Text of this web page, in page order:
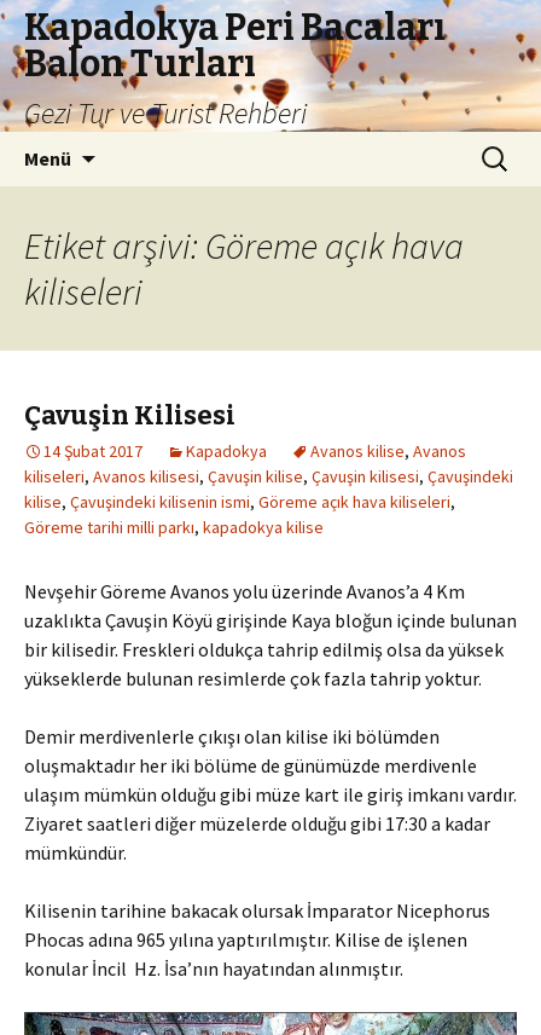
Kapadokya Peri Bacaları
Balon Turları
Gezi Tur ve Turist Rehberi
Menü Arama:
Etiket arşivi: Göreme açık hava
kiliseleri
Çavuşin Kilisesi
14 Şubat 2017 Kapadokya Avanos kilise, Avanos
kiliseleri, Avanos kilisesi, Çavuşin kilise, Çavuşin kilisesi, Çavuşindeki
kilise, Çavuşindeki kilisenin ismi, Göreme açık hava kiliseleri,
Göreme tarihi milli parkı, kapadokya kilise
Nevşehir Göreme Avanos yolu üzerinde Avanos’a 4 Km
uzaklıkta Çavuşin Köyü girişinde Kaya bloğun içinde bulunan
bir kilisedir. Freskleri oldukça tahrip edilmiş olsa da yüksek
yükseklerde bulunan resimlerde çok fazla tahrip yoktur.
Demir merdivenlerle çıkışı olan kilise iki bölümden
oluşmaktadır her iki bölüme de günümüzde merdivenle
ulaşım mümkün olduğu gibi müze kart ile giriş imkanı vardır.
Ziyaret saatleri diğer müzelerde olduğu gibi 17:30 a kadar
mümkündür.
Kilisenin tarihine bakacak olursak İmparator Nicephorus
Phocas adına 965 yılına yaptırılmıştır. Kilise de işlenen
konular İncil Hz. İsa’nın hayatından alınmıştır.